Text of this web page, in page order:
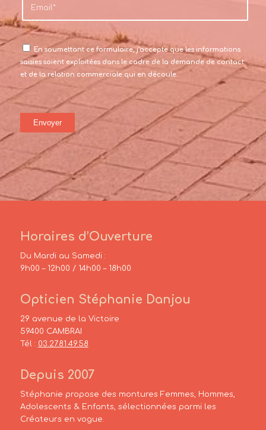
En soumettant ce formulaire, j’accepte que les informations
saisies soient exploitées dans le cadre de la demande de contact
et de la relation commerciale qui en découle.
Horaires d’Ouverture
Du Mardi au Samedi :
9h00 – 12h00 / 14h00 – 18h00
Opticien Stéphanie Danjou
29 avenue de la Victoire
59400 CAMBRAI
Tél : 03.27.81.49.58
Depuis 2007
Stéphanie propose des montures Femmes, Hommes,
Adolescents & Enfants, sélectionnées parmi les
Créateurs en vogue.